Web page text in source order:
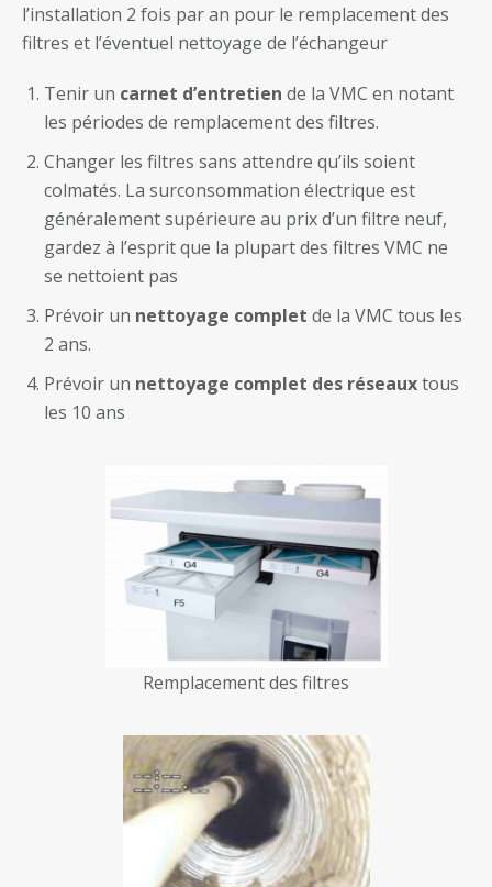
l’installation 2 fois par an pour le remplacement des
filtres et l’éventuel nettoyage de l’échangeur
Tenir un carnet d’entretien de la VMC en notant
les périodes de remplacement des filtres.
Changer les filtres sans attendre qu’ils soient
colmatés. La surconsommation électrique est
généralement supérieure au prix d’un filtre neuf,
gardez à l’esprit que la plupart des filtres VMC ne
se nettoient pas
Prévoir un nettoyage complet de la VMC tous les
2 ans.
Prévoir un nettoyage complet des réseauxtous
les 10 ans
Remplacement des filtres